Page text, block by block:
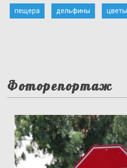
пещера дельфины цветы
Фоторепортаж